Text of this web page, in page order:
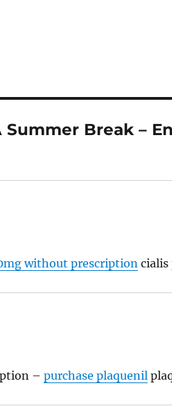
Summer Break –
without prescription cialis
–purchase plaquenil